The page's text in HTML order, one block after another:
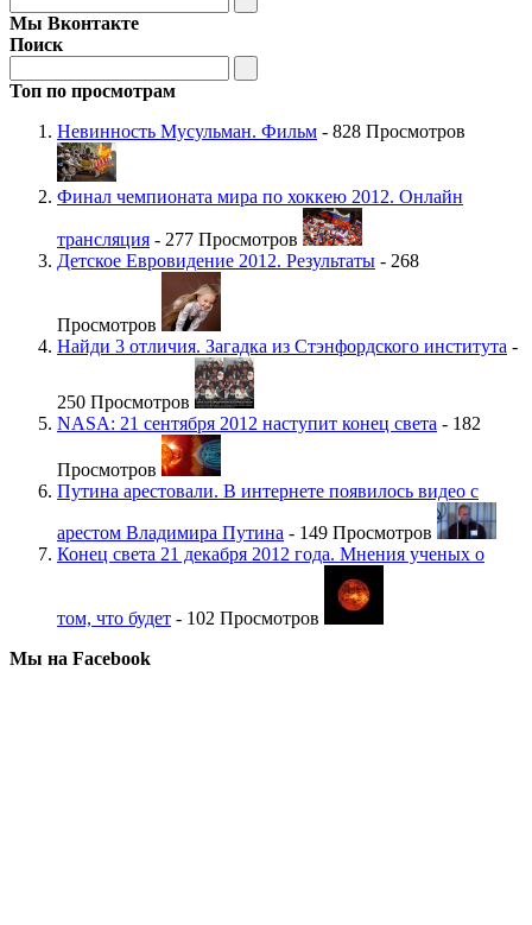
Мы Вконтакте
Поиск
Топ по просмотрам
Невинность Мусульман. Фильм - 828 Просмотров
Финал чемпионата мира по хоккею 2012. Онлайн
трансляция - 277 Просмотров
Детское Евровидение 2012. Результаты - 268
Просмотров
Найди 3 отличия. Загадка из Стэнфордского института -
250 Просмотров
NASA: 21 сентября 2012 наступит конец света - 182
Просмотров
Путина арестовали. В интернете появилось видео с
арестом Владимира Путина - 149 Просмотров
Конец света 21 декабря 2012 года. Мнения ученых о
том, что будет - 102 Просмотров
Мы на Facebook